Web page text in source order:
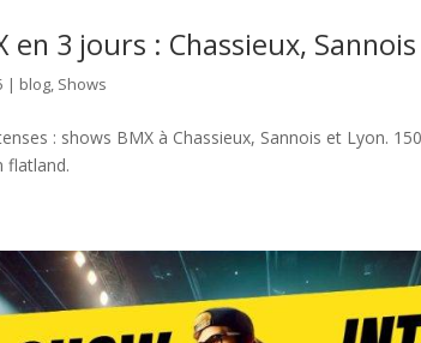
en 3 jours : Chassieux,
| blog, Shows
: shows BMX à Chassieux, Sannois et Lyon.
flatland.